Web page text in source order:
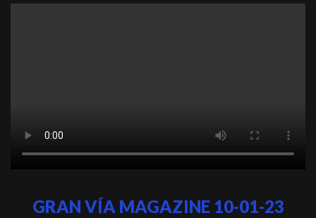
GRAN VÍA MAGAZINE 10-01-23